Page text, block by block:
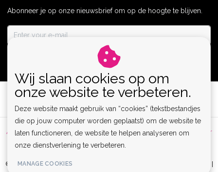
Abonneer je op onze nieuwsbrief om op de hoogte te blijven.
Algemene voorwaarden | Privacy Policy | Sitemap |
Disclaimer
RSS Feed
© Copyright 2026 - Lamor | Clubwear, Lingerie & Kinky Fashion XS-6XL |
Wij slaan cookies op om
onze website te verbeteren.
Deze website maakt gebruik van “cookies” (tekstbestandjes
die op jouw computer worden geplaatst) om de website te
laten functioneren, de website te helpen analyseren om
onze dienstverlening te verbeteren.
MANAGE COOKIES